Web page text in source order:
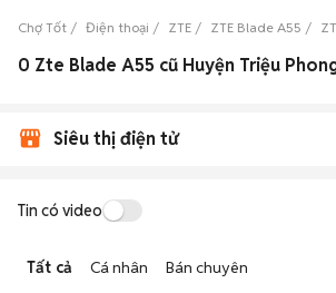
Chợ Tốt Điện thoại ZTE ZTE Blade A55
Siêu thị điện tử
Tin có video
Tất cả Cá nhân Bán chuyên